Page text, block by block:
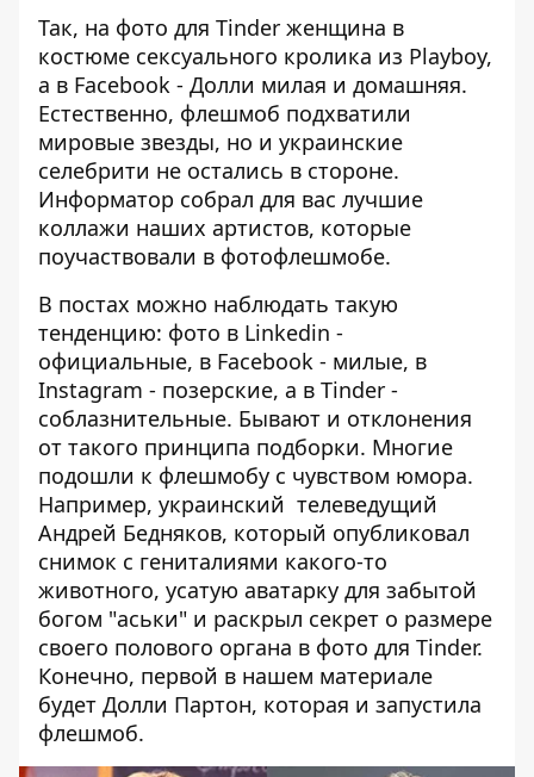
Так, на фото для Tinder женщина в
костюме сексуального кролика из Playboy,
а в Facebook - Долли милая и домашняя.
Естественно, флешмоб подхватили
мировые звезды, но и украинские
селебрити не остались в стороне.
Информатор собрал для вас лучшие
коллажи наших артистов, которые
поучаствовали в фотофлешмобе.
В постах можно наблюдать такую
тенденцию: фото в Linkedin -
официальные, в Facebook - милые, в
Instagram - позерские, а в Tinder -
соблазнительные. Бывают и отклонения
от такого принципа подборки. Многие
подошли к флешмобу с чувством юмора.
Например, украинский телеведущий
Андрей Бедняков, который опубликовал
снимок с гениталиями какого-то
животного, усатую аватарку для забытой
богом "аськи" и раскрыл секрет о размере
своего полового органа в фото для Tinder.
Конечно, первой в нашем материале
будет Долли Партон, которая и запустила
флешмоб.